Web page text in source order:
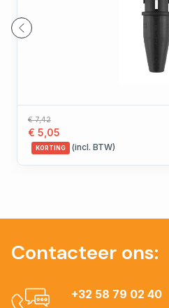
€ 7,42
€ 5,05
KORTING (incl. BTW)
Contacteer ons:
+32 58 79 02 40